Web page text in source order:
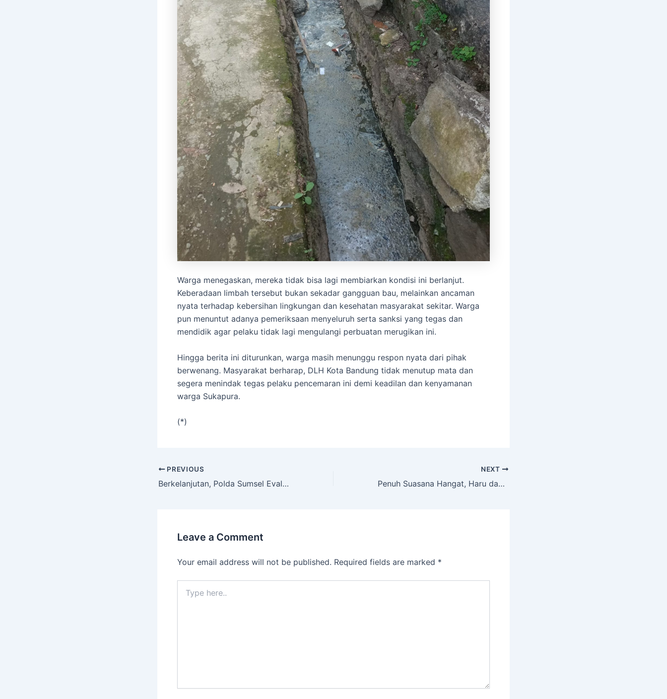
Warga menegaskan, mereka tidak bisa lagi membiarkan kondisi ini berlanjut.
Keberadaan limbah tersebut bukan sekadar gangguan bau, melainkan ancaman
nyata terhadap kebersihan lingkungan dan kesehatan masyarakat sekitar. Warga
pun menuntut adanya pemeriksaan menyeluruh serta sanksi yang tegas dan
mendidik agar pelaku tidak lagi mengulangi perbuatan merugikan ini.
Hingga berita ini diturunkan, warga masih menunggu respon nyata dari pihak
berwenang. Masyarakat berharap, DLH Kota Bandung tidak menutup mata dan
segera menindak tegas pelaku pencemaran ini demi keadilan dan kenyamanan
warga Sukapura.
(*)
PREVIOUS
Berkelanjutan, Polda Sumsel Evaluasi Kinerja Satker Lewat Audit Transparan
NEXT
Penuh Suasana Hangat, Haru dan Penuh Kekeluargaan, Forkopimcam dan Masyarakat Hadiri Kenal Pamit Pejabat Kapolsek Kuala Behe
Leave a Comment
Your email address will not be published. Required fields are marked *
here..